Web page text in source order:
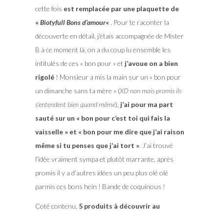
cette fois est remplacée par une plaquette de
« Biotyfull Bons d’amour« . Pour te raconter la
découverte en détail, j’étais accompagnée de Mister
B à ce moment là, on a du coup lu ensemble les
intitulés de ces « bon pour » et j’avoue on a bien
rigolé! Monsieur a mis la main sur un « bon pour
un dimanche sans ta mère » (XD non mais promis ils
s’entendent bien quand même), j’ai pour ma part
sauté sur un « bon pour c’est toi qui fais la
vaisselle » et « bon pour me dire que j’ai raison
même si tu penses que j’ai tort ». J’ai trouvé
l’idée vraiment sympa et plutôt marrante, après
promis il y a d’autres idées un peu plus olé olé
parmis ces bons hein ! Bande de coquinous !
Coté contenu, 5 produits à découvrir au